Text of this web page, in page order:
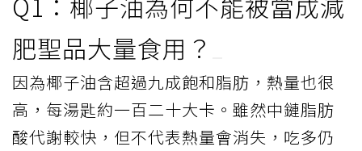
肥聖品大量食用？
因為椰子油含超過九成飽和脂肪，熱量也很
高，每湯匙約一百二十大卡。雖然中鏈脂肪
酸代謝較快，但不代表熱量會消失，吃多仍